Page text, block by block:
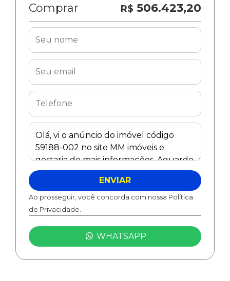
Comprar R$ 506.423,20
ENVIAR
Ao prosseguir, você concorda com nossa Política
de Privacidade.
WHATSAPP